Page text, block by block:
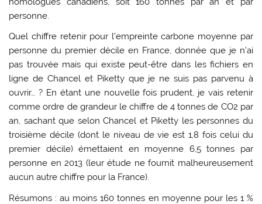
personne.
Quel chiffre retenir pour l’empreinte carbone moyenne par
personne du premier décile en France, donnée que je n’ai
pas trouvée mais qui existe peut-être dans les fichiers en
ligne de Chancel et Piketty que je ne suis pas parvenu à
ouvrir… ? En étant une nouvelle fois prudent, je vais retenir
comme ordre de grandeur le chiffre de 4 tonnes de CO2 par
an, sachant que selon Chancel et Piketty les personnes du
troisième décile (dont le niveau de vie est 1,8 fois celui du
premier décile) émettaient en moyenne 6,5 tonnes par
personne en 2013 (leur étude ne fournit malheureusement
aucun autre chiffre pour la France).
Résumons : au moins 160 tonnes en moyenne pour les 1 %